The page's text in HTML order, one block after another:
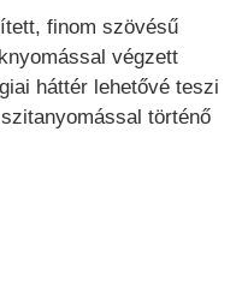
finom szövésű
végzett
háttér lehetővé teszi
történő